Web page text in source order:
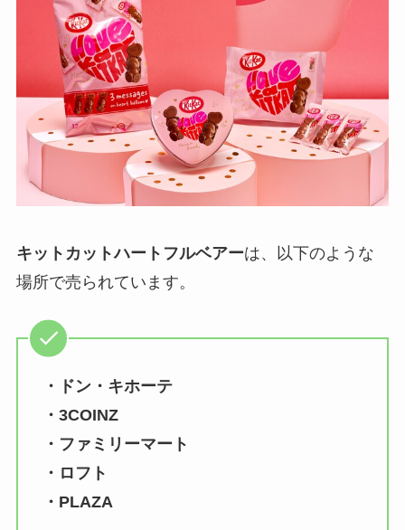
キットカットハートフルベアーは、以下のような
場所で売られています。
・ドン・キホーテ
・3COINZ
・ファミリーマート
・ロフト
・PLAZA